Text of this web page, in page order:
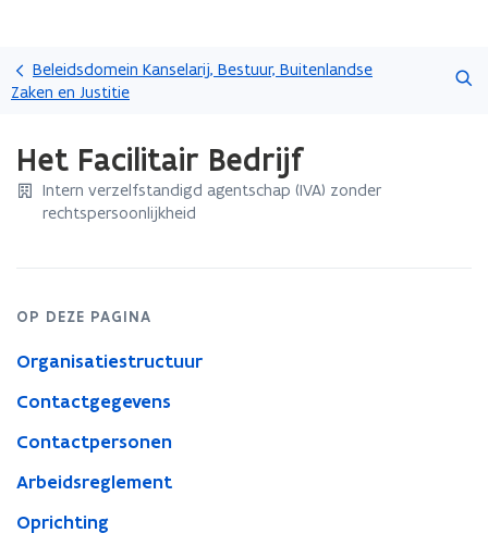
en
gaan
Beleidsdomein Kanselarij, Bestuur, Buitenlandse
Zaken en Justitie
Zoeken
met
laden.
bevindt
Facilitair
Het Facilitair Bedrijf
Intern verzelfstandigd agentschap (IVA) zonder
rechtspersoonlijkheid
OP DEZE PAGINA
Organisatiestructuur
Contactgegevens
Contactpersonen
Arbeidsreglement
Oprichting